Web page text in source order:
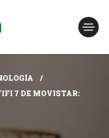
7 DE MOVISTAR: